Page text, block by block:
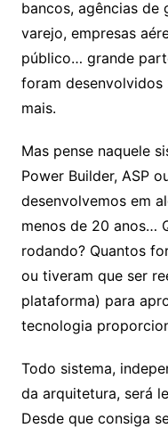
bancos, agências de
varejo, empresas
público… grande
foram desenvolvidos
mais.
Mas pense naquele
Power Builder, ASP
desenvolvemos em
menos de 20 anos…
rodando? Quantos
ou tiveram que ser
plataforma) para
tecnologia
Todo sistema,
da arquitetura, será
Desde que consiga